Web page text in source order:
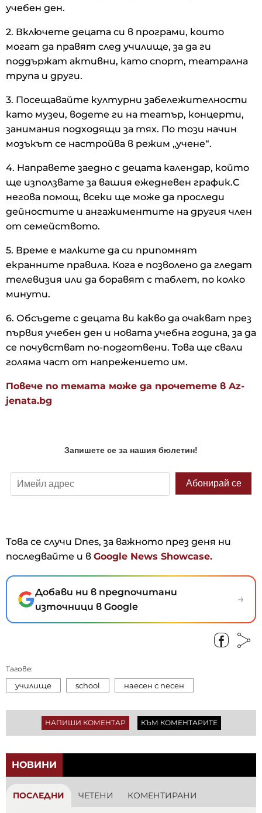
учебен ден.
2. Включете децата си в програми, които
могат да правят след училище, за да ги
поддържат активни, като спорт, театрална
трупа и други.
3. Посещавайте културни забележителности
като музеи, водете ги на театър, концерти,
занимания подходящи за тях. По този начин
мозъкът се настройва в режим „учене“.
4. Направете заедно с децата календар, който
ще използвате за вашия ежедневен график.С
негова помощ, всеки ще може да проследи
дейностите и ангажиментите на другия член
от семейството.
5. Време е малките да си припомнят
екранните правила. Кога е позволено да гледат
телевизия или да боравят с таблет, по колко
минути.
6. Обсъдете с децата ви какво да очакват през
първия учебен ден и новата учебна година, за да
се почувстват по-подготвени. Това ще свали
голяма част от напрежението им.
Повече по темата може да прочетете в Az-
jenata.bg
Това се случи Dnes, за важното през деня ни
последвайте и в Google News Showcase.
Добави ни в предпочитани
източници в Google
→
Тагове:
училище school наесен с песен
НАПИШИ КОМЕНТАР КЪМ КОМЕНТАРИТЕ
НОВИНИ
ПОСЛЕДНИ ЧЕТЕНИ КОМЕНТИРАНИ